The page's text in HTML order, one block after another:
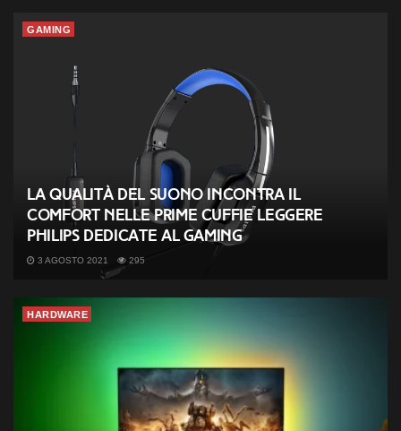
GAMING
La qualità del suono incontra il
comfort nelle prime cuffie leggere
Philips dedicate al gaming
3 AGOSTO 2021 295
HARDWARE